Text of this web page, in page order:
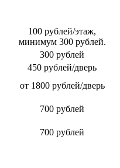
100 рублей/этаж,
минимум 300 рублей.
300 рублей
450 рублей/дверь
от 1800 рублей/дверь
700 рублей
700 рублей